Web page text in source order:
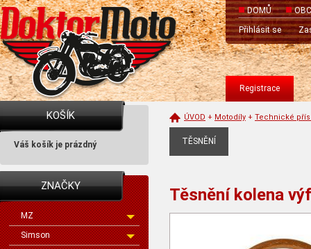
DOMŮ
Přihlásit se
Registrace
KOŠÍK
Váš košík je prázdný
ZNAČKY
MZ
Simson
ÚVOD + Motodíly + Technické
TĚSNĚNÍ
Těsnění kolena